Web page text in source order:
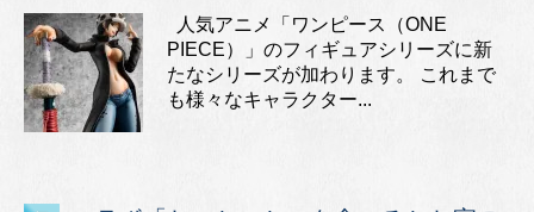
人気アニメ「ワンピース（ONE
PIECE）」のフィギュアシリーズに新
たなシリーズが加わります。 これまで
も様々なキャラクター...